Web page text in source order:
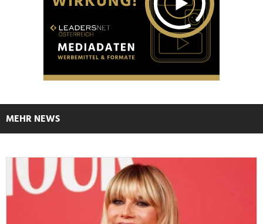
MEHR NEWS